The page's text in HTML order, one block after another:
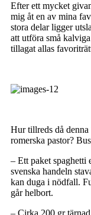
Efter ett mycket
mig åt en av mina
stora delar ligger
att utföra små
tillagat allas
Hur tillreds då denna
romerska pastor?
– Ett paket spaghetti
svenska handeln
kan duga i nödfall.
går helbort.